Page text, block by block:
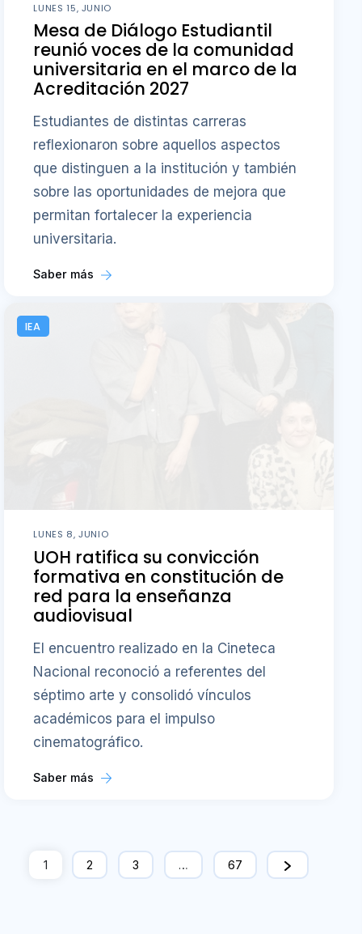
LUNES 15, JUNIO
Mesa de Diálogo Estudiantil
reunió voces de la comunidad
universitaria en el marco de la
Acreditación 2027
Estudiantes de distintas carreras
reflexionaron sobre aquellos aspectos
que distinguen a la institución y también
sobre las oportunidades de mejora que
permitan fortalecer la experiencia
universitaria.
Saber más
IEA
LUNES 8, JUNIO
UOH ratifica su convicción
formativa en constitución de
red para la enseñanza
audiovisual
El encuentro realizado en la Cineteca
Nacional reconoció a referentes del
séptimo arte y consolidó vínculos
académicos para el impulso
cinematográfico.
Saber más
1 2 3 … 67